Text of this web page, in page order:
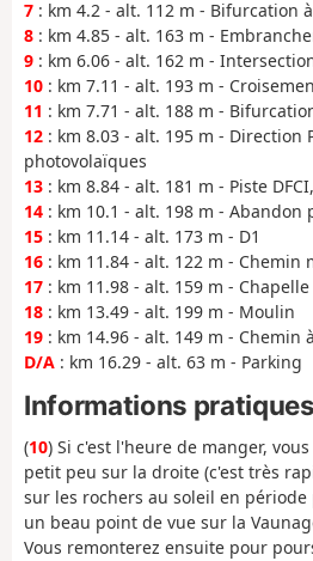
7 : km 4.2 - alt. 112 m - Bifurcation
8 : km 4.85 - alt. 163 m -
9 : km 6.06 - alt. 162 m -
10 : km 7.11 - alt. 193 m -
11 : km 7.71 - alt. 188 m -
12 : km 8.03 - alt. 195 m - Direction
photovolaïques
13 : km 8.84 - alt. 181 m - Piste
14 : km 10.1 - alt. 198 m -
15 : km 11.14 - alt. 173 m - D1
16 : km 11.84 - alt. 122 m - Chemin
17 : km 11.98 - alt. 159 m -
18 : km 13.49 - alt. 199 m - Moulin
19 : km 14.96 - alt. 149 m - Chemin
D/A : km 16.29 - alt. 63 m - Parking
Informations pratiques
(10) Si c'est l'heure de manger,
petit peu sur la droite (c'est très
sur les rochers au soleil en
un beau point de vue sur la
Vous remonterez ensuite pour